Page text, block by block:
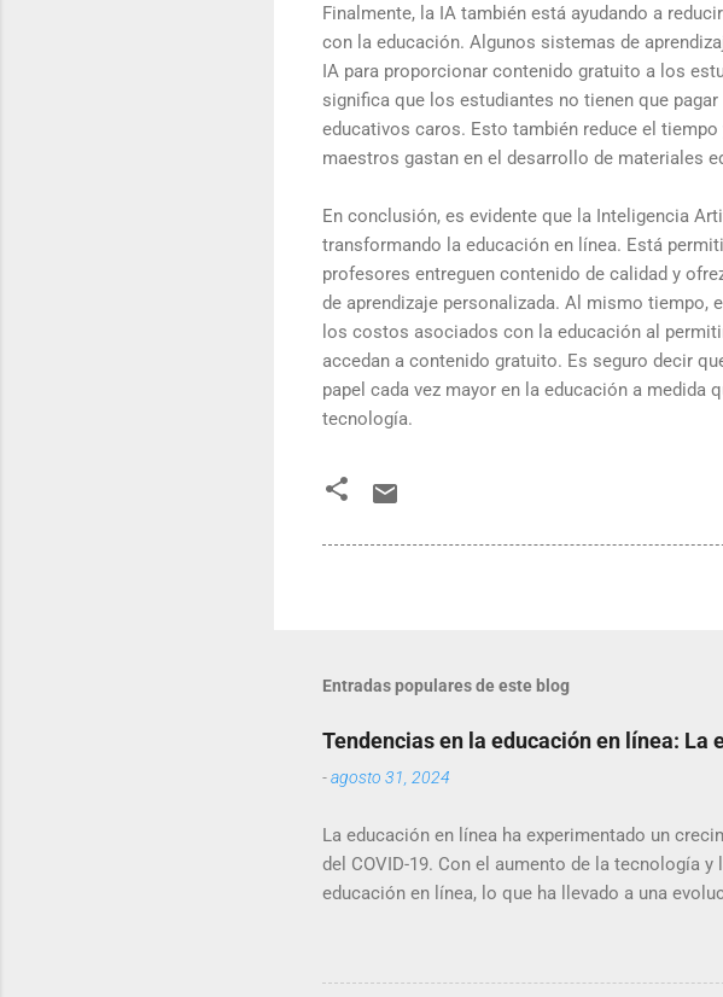
Finalmente, la IA también está ayudando a
con la educación. Algunos sistemas de
IA para proporcionar contenido gratuito a los
significa que los estudiantes no tienen que
educativos caros. Esto también reduce el
maestros gastan en el desarrollo de materiales
En conclusión, es evidente que la Inteligencia
transformando la educación en línea. Está
profesores entreguen contenido de calidad y
de aprendizaje personalizada. Al mismo tiempo,
los costos asociados con la educación al
accedan a contenido gratuito. Es seguro decir
papel cada vez mayor en la educación a medida
tecnología.
Entradas populares de este blog
Tendencias en la educación en línea: La
-agosto 31, 2024
La educación en línea ha experimentado un
del COVID-19. Con el aumento de la tecnología
educación en línea, lo que ha llevado a una
la forma en que adquirimos conocimientos.
inteligentes y tabletas se ha vuelto